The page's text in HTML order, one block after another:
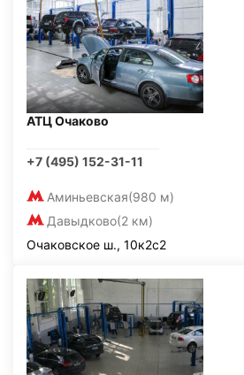
АТЦ Очаково
+7 (495) 152-31-11
Аминьевская(980 м)
Давыдково(2 км)
Очаковское ш., 10к2с2